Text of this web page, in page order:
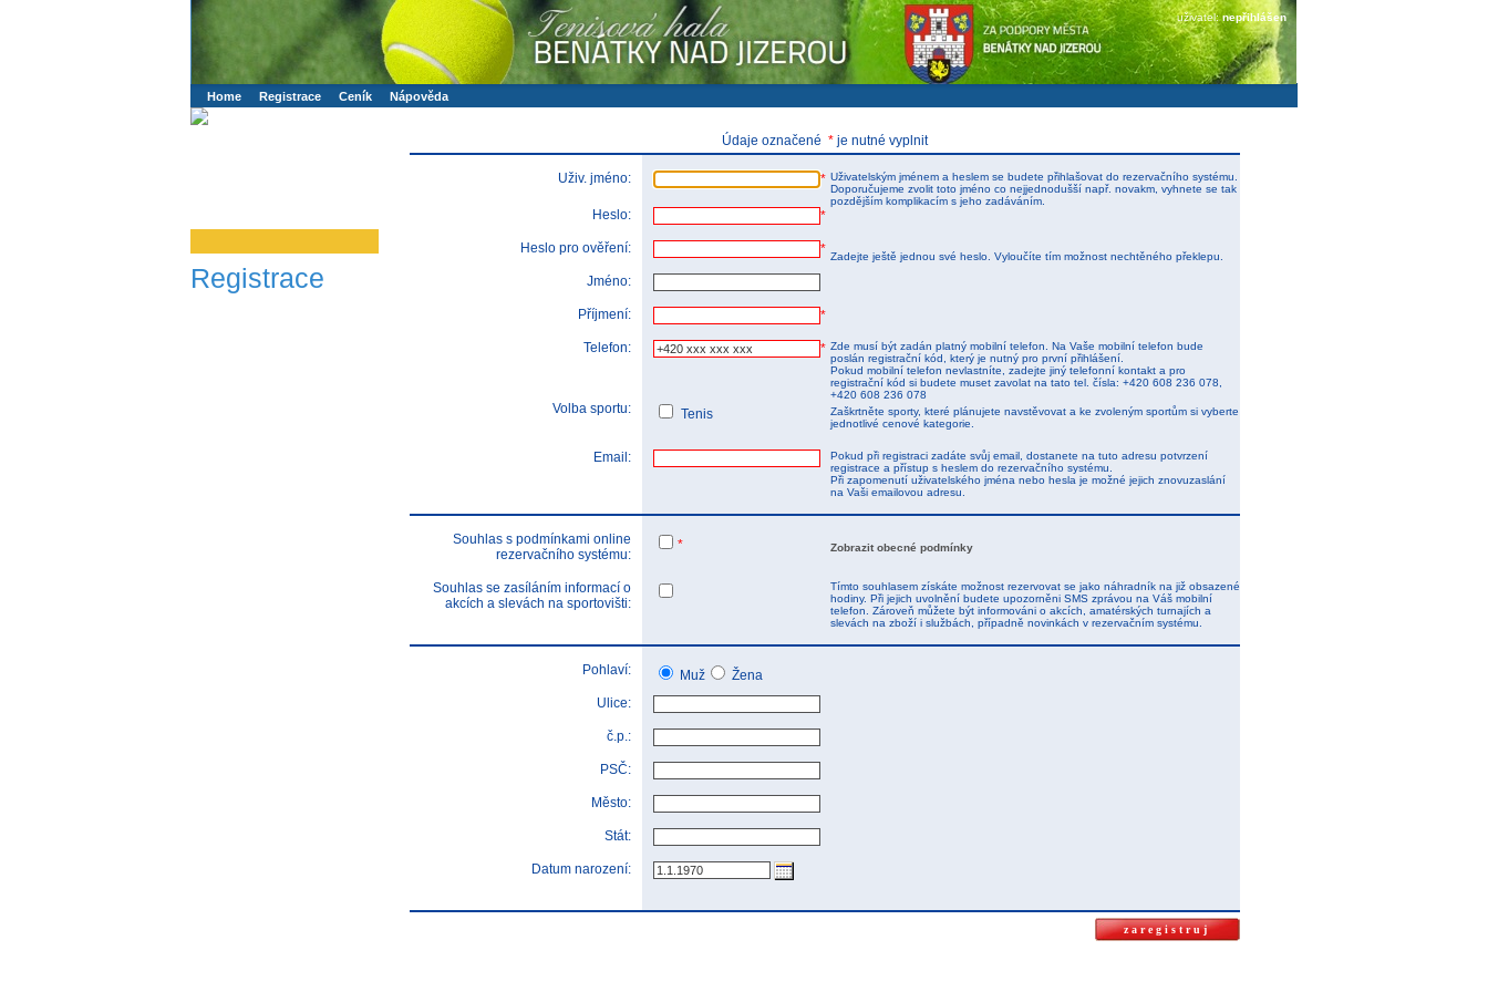
Booker online rezerva�n� syst�m
Nower systems s.r.o - Online rezerva�n� syst�my
Rezervujse - Port�l pro online rezervace sportu
Sports booking system
uživatel:nepřihlášen
Home Registrace Ceník Nápověda
Registrace
Údaje označené *je nutné vyplnit
Uživ. jméno: * Uživatelským jménem a heslem se budete přihlašovat do rezervačního systému.
Doporučujeme zvolit toto jméno co nejjednodušší např. novakm, vyhnete se tak
pozdějším komplikacím s jeho zadáváním.
Heslo: *
Heslo pro ověření: * Zadejte ještě jednou své heslo. Vyloučíte tím možnost nechtěného překlepu.
Jméno:
Příjmení: *
Telefon: * Zde musí být zadán platný mobilní telefon. Na Vaše mobilní telefon bude
poslán registrační kód, který je nutný pro první přihlášení.
Pokud mobilní telefon nevlastníte, zadejte jiný telefonní kontakt a pro
registrační kód si budete muset zavolat na tato tel. čísla: +420 608 236 078,
+420 608 236 078
Volba sportu: Tenis
Zaškrtněte sporty, které plánujete navstěvovat a ke zvoleným sportům si vyberte
jednotlivé cenové kategorie.
Email:
Pokud při registraci zadáte svůj email, dostanete na tuto adresu potvrzení
registrace a přístup s heslem do rezervačního systému.
Při zapomenutí uživatelského jména nebo hesla je možné jejich znovuzaslání
na Vaši emailovou adresu.
Souhlas s podmínkami online
rezervačního systému:
* Zobrazit obecné podmínky
Souhlas se zasíláním informací o
akcích a slevách na sportovišti:
Tímto souhlasem získáte možnost rezervovat se jako náhradník na již obsazené
hodiny. Při jejich uvolnění budete upozorněni SMS zprávou na Váš mobilní
telefon. Zároveň můžete být informováni o akcích, amatérských turnajích a
slevách na zboží i službách, případně novinkách v rezervačním systému.
Pohlaví: Muž
Žena
Ulice:
č.p.:
PSČ:
Město:
Stát:
Datum narození: